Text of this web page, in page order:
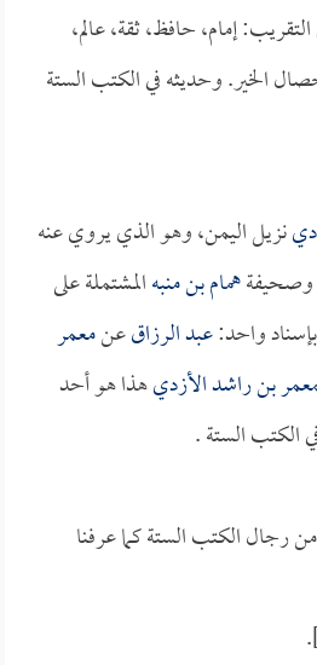
إمام، حافظ، ثقة، عالم،
الخير. وحديثه في الكتب الستة
نزيل اليمن، وهو الذي يروي عنه
وصحيفةهمام بن منبهالمشتملة على
بإسناد واحد:عبد الرزاقعنمعمر
بن راشد الأزديهذا هو أحد
الكتب الستة .
رجال الكتب الستة كما عرفنا